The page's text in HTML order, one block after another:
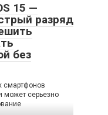
15 —
разряд
без
смартфонов
может серьезно